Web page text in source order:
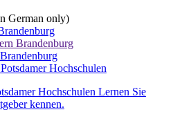
German only)
Brandenburg
Hochschulen Lernen Sie
kennen.